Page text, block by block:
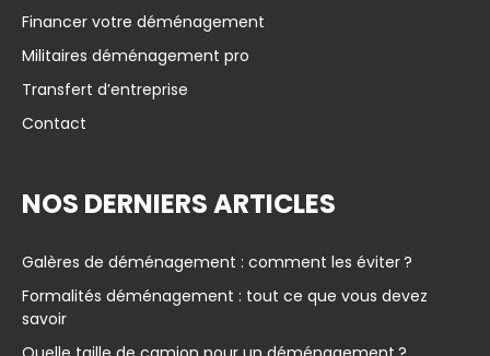
Financer votre déménagement
Militaires déménagement pro
Transfert d’entreprise
Contact
NOS DERNIERS ARTICLES
Galères de déménagement : comment les éviter ?
Formalités déménagement : tout ce que vous devez
savoir